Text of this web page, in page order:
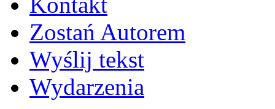
Zostań Autorem
Wyślij tekst
Wydarzenia